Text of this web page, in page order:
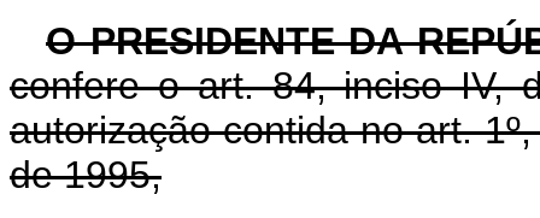
O PRESIDENTE DA
confere o art. 84, inciso IV,
autorização contida no art.
de 1995,